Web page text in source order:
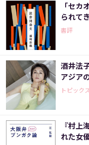
「セ
られて
書評
酒井法
アジア
トピック
『村上
れた女